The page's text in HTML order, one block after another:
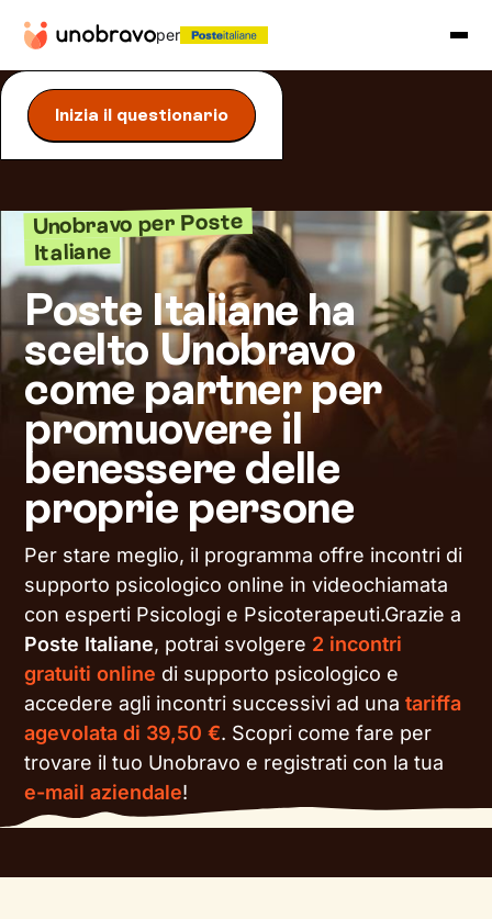
per
Inizia il questionario
Unobravo per Poste
Italiane
Poste Italiane ha
scelto Unobravo
come partner per
promuovere il
benessere delle
proprie persone
Per stare meglio, il programma offre incontri di
supporto psicologico online in videochiamata
con esperti Psicologi e Psicoterapeuti.Grazie a
Poste Italiane, potrai svolgere 2 incontri
gratuiti online di supporto psicologico e
accedere agli incontri successivi ad unatariffa
agevolata di 39,50 €. Scopri come fare per
trovare il tuo Unobravo e registrati con la tua
e-mail aziendale!